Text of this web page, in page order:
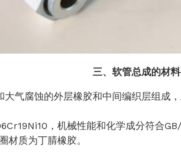
三、软管总成的材
腐蚀的外层橡胶和中间编织层组成
，机械性能和化学成分符合
材质为丁腈橡胶。